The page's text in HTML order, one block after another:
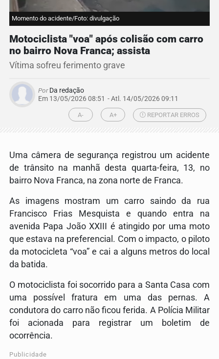
Momento do acidente/Foto: divulgação
Motociclista "voa" após colisão com carro
no bairro Nova Franca; assista
Vítima sofreu ferimento grave
PorDa redação
Em 13/05/2026 08:51 - Atl. 14/05/2026 09:11
A- A+ REPORTAR ERROS
Uma câmera de segurança registrou um acidente
de trânsito na manhã desta quarta-feira, 13, no
bairro Nova Franca, na zona norte de Franca.
As imagens mostram um carro saindo da rua
Francisco Frias Mesquista e quando entra na
avenida Papa João XXIII é atingido por uma moto
que estava na preferencial. Com o impacto, o piloto
da motocicleta “voa” e cai a alguns metros do local
da batida.
O motociclista foi socorrido para a Santa Casa com
uma possível fratura em uma das pernas. A
condutora do carro não ficou ferida. A Polícia Militar
foi acionada para registrar um boletim de
ocorrência.
Publicidade